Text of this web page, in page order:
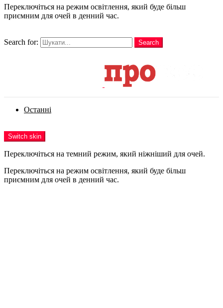
Переключіться на режим освітлення, який буде більш
приємним для очей в денний час.
Search for:
Search
Останні
Switch skin
Переключіться на темний режим, який ніжніший для очей.
Переключіться на режим освітлення, який буде більш
приємним для очей в денний час.